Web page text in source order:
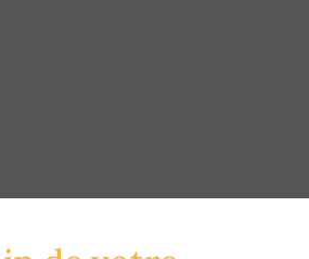
rapidement rendues